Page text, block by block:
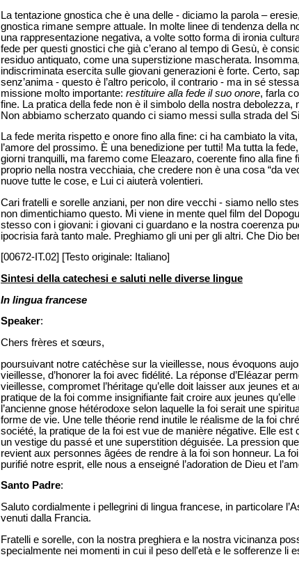
La tentazione gnostica che è una delle - diciamo la parola –
gnostica rimane sempre attuale. In molte linee di tendenza della
una rappresentazione negativa, a volte sotto forma di ironia
fede per questi gnostici che già c’erano al tempo di Gesù, è
residuo antiquato, come una superstizione mascherata.
indiscriminata esercita sulle giovani generazioni è forte. Certo,
senz’anima - questo è l’altro pericolo, il contrario - ma in sé
missione molto importante: restituire alla fede il suo onore, farla
fine. La pratica della fede non è il simbolo della nostra
Non abbiamo scherzato quando ci siamo messi sulla strada del
La fede merita rispetto e onore fino alla fine: ci ha cambiato la
l’amore del prossimo. È una benedizione per tutti! Ma tutta la
giorni tranquilli, ma faremo come Eleazaro, coerente fino alla
proprio nella nostra vecchiaia, che credere non è una cosa “da
nuove tutte le cose, e Lui ci aiuterà volentieri.
Cari fratelli e sorelle anziani, per non dire vecchi - siamo nello
non dimentichiamo questo. Mi viene in mente quel film del
stesso con i giovani: i giovani ci guardano e la nostra coerenza
ipocrisia farà tanto male. Preghiamo gli uni per gli altri. Che Dio
[00672-IT.02] [Testo originale: Italiano]
Sintesi della catechesi e saluti nelle diverse lingue
In lingua francese
Speaker:
Chers frères et sœurs,
poursuivant notre catéchèse sur la vieillesse, nous évoquons
vieillesse, d’honorer la foi avec fidélité. La réponse d’Eléazar
vieillesse, compromet l’héritage qu’elle doit laisser aux jeunes
pratique de la foi comme insignifiante fait croire aux jeunes
l’ancienne gnose hétérodoxe selon laquelle la foi serait une
forme de vie. Une telle théorie rend inutile le réalisme de la foi
société, la pratique de la foi est vue de manière négative. Elle
un vestige du passé et une superstition déguisée. La pression
revient aux personnes âgées de rendre à la foi son honneur. La
purifié notre esprit, elle nous a enseigné l’adoration de Dieu et
Santo Padre:
Saluto cordialmente i pellegrini di lingua francese, in particolare
venuti dalla Francia.
Fratelli e sorelle, con la nostra preghiera e la nostra vicinanza
specialmente nei momenti in cui il peso dell'età e le sofferenze li